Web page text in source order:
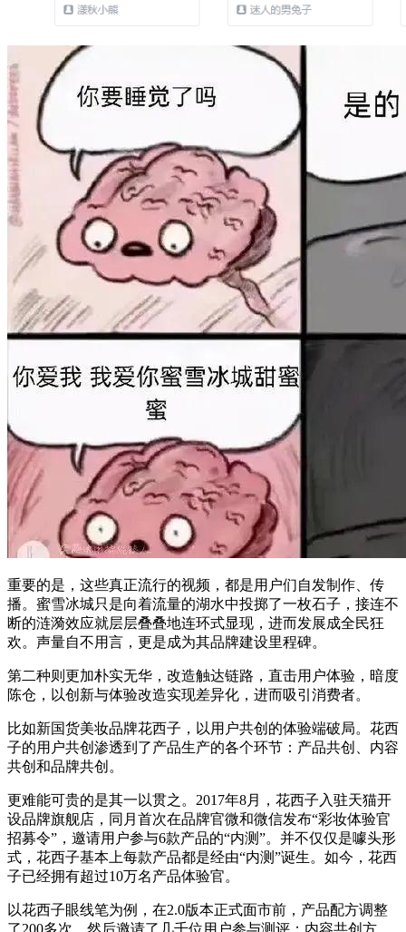
重要的是，这些真正流行的视频，都是用户们自发制作、传
播。蜜雪冰城只是向着流量的湖水中投掷了一枚石子，接连不
断的涟漪效应就层层叠叠地连环式显现，进而发展成全民狂
欢。声量自不用言，更是成为其品牌建设里程碑。
第二种则更加朴实无华，改造触达链路，直击用户体验，暗度
陈仓，以创新与体验改造实现差异化，进而吸引消费者。
比如新国货美妆品牌花西子，以用户共创的体验端破局。花西
子的用户共创渗透到了产品生产的各个环节：产品共创、内容
共创和品牌共创。
更难能可贵的是其一以贯之。2017年8月，花西子入驻天猫开
设品牌旗舰店，同月首次在品牌官微和微信发布“彩妆体验官
招募令”，邀请用户参与6款产品的“内测”。并不仅仅是噱头形
式，花西子基本上每款产品都是经由“内测”诞生。如今，花西
子已经拥有超过10万名产品体验官。
以花西子眼线笔为例，在2.0版本正式面市前，产品配方调整